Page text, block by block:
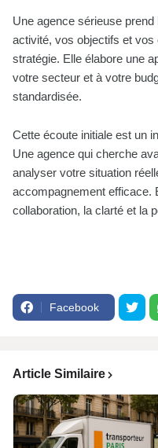
Une agence sérieuse
activité, vos objectifs et
stratégie. Elle élabore une
votre secteur et à votre
standardisée.
Cette écoute initiale est un
Une agence qui cherche
analyser votre situation
accompagnement efficace.
collaboration, la clarté et la
Facebook
Article Similaire